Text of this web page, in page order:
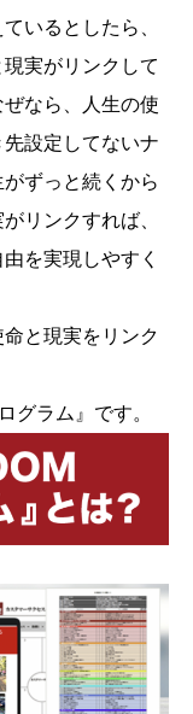
いるとしたら、
実がリンクして
なら、人生の使
設定してないナ
ずっと続くから
リンクすれば、
を実現しやすく
と現実をリンク
グラム』です。